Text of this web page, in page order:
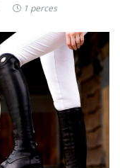
1 perces